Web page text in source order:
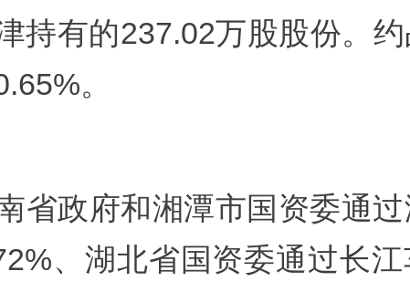
持有的237.02万股股份。约
。
省政府和湘潭市国资委通
、湖北省国资委通过长